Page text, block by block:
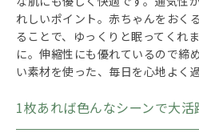
れしいポイント。赤ちゃんをおく
ることで、ゆっくりと眠ってくれ
に。伸縮性にも優れているので締
い素材を使った、毎日を心地よく
1枚あれば色んなシーンで大活